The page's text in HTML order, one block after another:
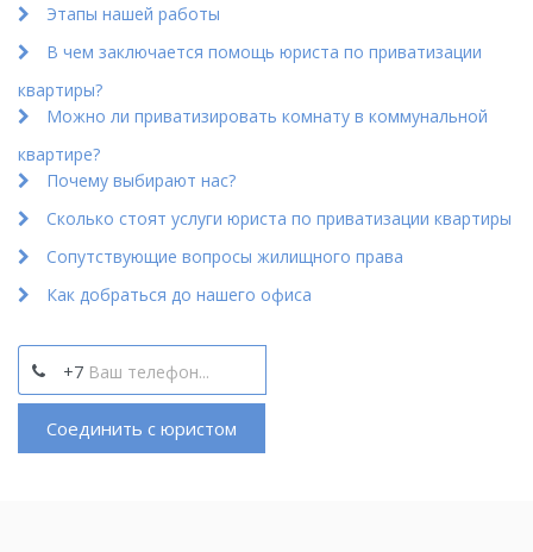
Этапы нашей работы
В чем заключается помощь юриста по приватизации
квартиры?
Можно ли приватизировать комнату в коммунальной
квартире?
Почему выбирают нас?
Сколько стоят услуги юриста по приватизации квартиры
Сопутствующие вопросы жилищного права
Как добраться до нашего офиса
+7
Соединить с юристом